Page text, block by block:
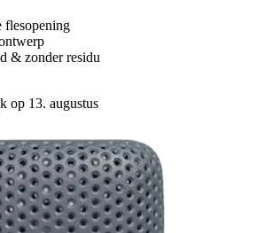
flesopening
& zonder residu
op 13. augustus